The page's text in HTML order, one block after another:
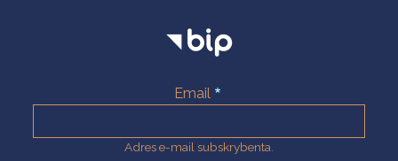
Email
Adres e-mail subskrybenta.